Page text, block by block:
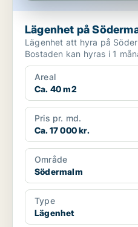
Lägenhet på
Lägenhet att hyra på Södermalm Bostaden
Bostaden kan hyras i 1
Areal
Ca. 40 m2
Pris pr. md.
Ca. 17 000 kr.
Område
Södermalm
Type
Lägenhet